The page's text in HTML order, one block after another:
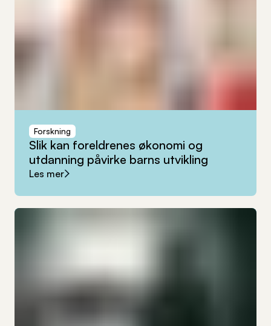
Forskning
Slik kan foreldrenes økonomi og
utdanning påvirke barns utvikling
Les mer